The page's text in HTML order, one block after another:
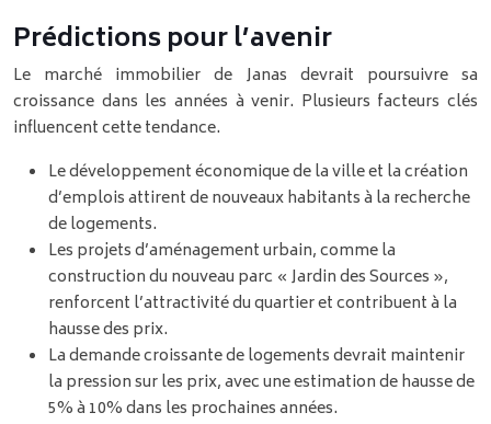
Prédictions pour l’avenir
Le marché immobilier de Janas devrait poursuivre sa
croissance dans les années à venir. Plusieurs facteurs clés
influencent cette tendance.
Le développement économique de la ville et la création
d’emplois attirent de nouveaux habitants à la recherche
de logements.
Les projets d’aménagement urbain, comme la
construction du nouveau parc « Jardin des Sources »,
renforcent l’attractivité du quartier et contribuent à la
hausse des prix.
La demande croissante de logements devrait maintenir
la pression sur les prix, avec une estimation de hausse de
5% à 10% dans les prochaines années.